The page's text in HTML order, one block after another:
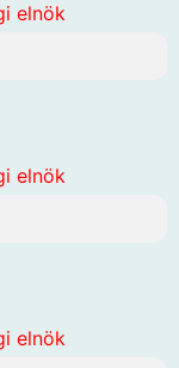
elnök
elnök
elnök